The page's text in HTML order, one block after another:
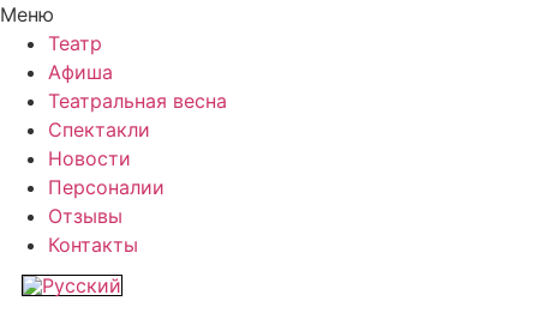
Меню
Театр
Афиша
Театральная весна
Спектакли
Новости
Персоналии
Отзывы
Контакты